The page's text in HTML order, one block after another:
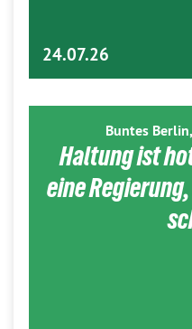
24.07.26
Buntes
Haltung ist
eine